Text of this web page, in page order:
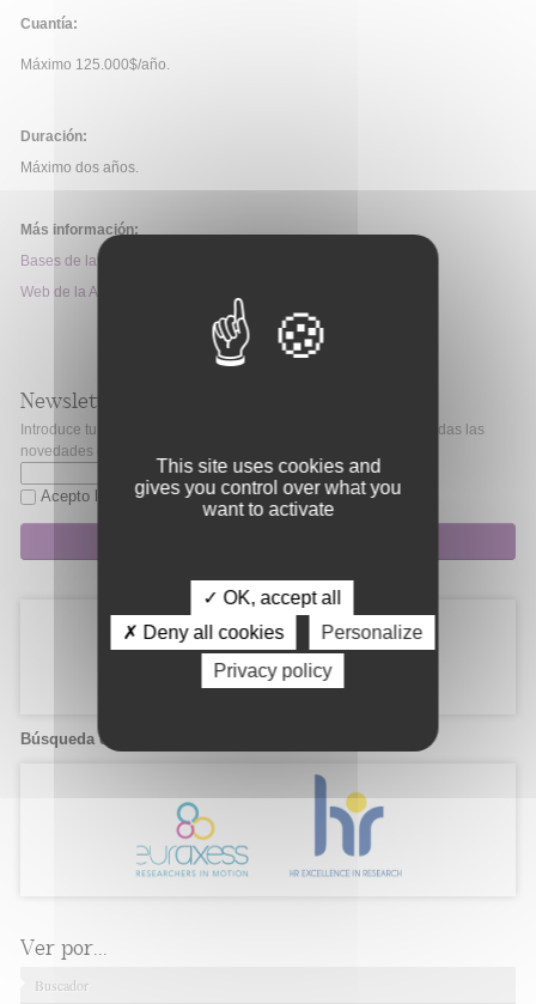
Cuantía:
Máximo 125.000$/año.
Duración:
Máximo dos años.
Más información:
Bases de la Convocatoria
Web de la Ayuda
Newsletter
Introduce tu correo electrónico si quieres mantenerte al día de todas las
novedades de Fibao.
Acepto la política de privacidad
Búsqueda de candidatos
Ver por...
Buscador
This site uses cookies and
gives you control over what you
want to activate
✓ OK, accept all
✗ Deny all cookies
Personalize
Privacy policy